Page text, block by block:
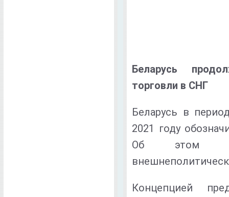
Беларусь
торговли в СНГ
Беларусь в
2021 году
Об этом
Концепцией